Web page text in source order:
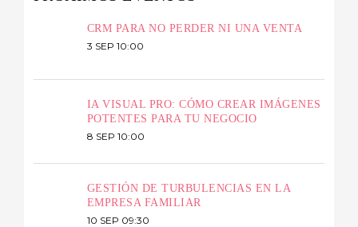
CRM PARA NO PERDER NI UNA VENTA
3 SEP 10:00
IA VISUAL PRO: CÓMO CREAR IMÁGENES
POTENTES PARA TU NEGOCIO
8 SEP 10:00
GESTIÓN DE TURBULENCIAS EN LA
EMPRESA FAMILIAR
10 SEP 09:30